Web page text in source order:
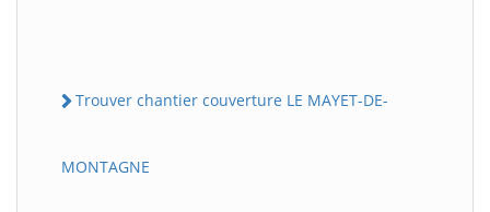
Trouver chantier couverture LE MAYET-DE-
MONTAGNE